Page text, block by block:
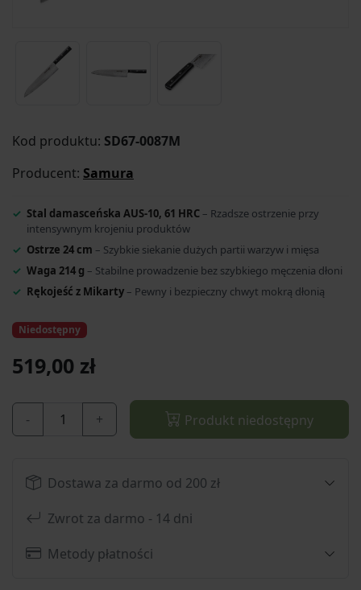
Kod produktu: SD67-0087M
Producent: Samura
Stal damasceńska AUS-10, 61 HRC – Rzadsze ostrzenie przy
intensywnym krojeniu produktów
Ostrze 24 cm – Szybkie siekanie dużych partii warzyw i mięsa
Waga 214 g – Stabilne prowadzenie bez szybkiego męczenia dłoni
Rękojeść z Mikarty – Pewny i bezpieczny chwyt mokrą dłonią
Niedostępny
519,00 zł
- + Produkt niedostępny
Dostawa za darmo od 200 zł
Zwrot za darmo - 14 dni
Metody płatności